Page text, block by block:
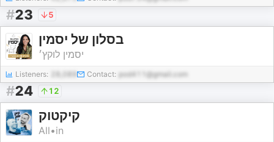
#23 5
בסלון של יסמין
יסמין לוקץ׳
Listeners: Contact: pod411@gmail.com
#24 12
קיקטוק
All•in